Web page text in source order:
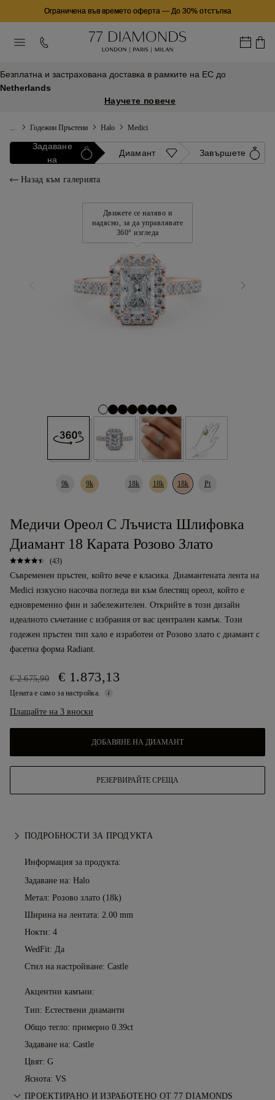
Ограничена във времето оферта— До 30% отстъпка
Безплатна и застрахована доставка в рамките на ЕС до
Netherlands
Научете повече
Годежни Пръстени Halo Medici
Задаване
на
Диамант Завършете
Назад към галерията
Движете се наляво и
надясно, за да управлявате
360° изгледа
9k 9k 18k 18k 18k Pt
Медичи Ореол С Лъчиста Шлифовка
Диамант 18 Карата Розово Злато
(43)
Съвременен пръстен, който вече е класика. Диамантената лента на
Medici изкусно насочва погледа ви към блестящ ореол, който е
едновременно фин и забележителен. Открийте в този дизайн
идеалното съчетание с избрания от вас централен камък. Този
годежен пръстен тип хало е изработен от Розово злато с диамант с
фасетна форма Radiant.
€ 2.675,90 € 1.873,13
Цената е само за настройка.
Плащайте на 3 вноски
ДОБАВЯНЕ НА ДИАМАНТ
РЕЗЕРВИРАЙТЕ СРЕЩА
ПОДРОБНОСТИ ЗА ПРОДУКТА
Информация за продукта:
Задаване на: Halo
Метал: Розово злато (18k)
Ширина на лентата: 2.00 mm
Нокти: 4
WedFit: Да
Стил на настройване: Castle
Акцентни камъни:
Тип: Естествени диаманти
Общо тегло: примерно 0.39ct
Задаване на: Castle
Цвят: G
Яснота: VS
ПРОЕКТИРАНО И ИЗРАБОТЕНО ОТ 77 DIAMONDS